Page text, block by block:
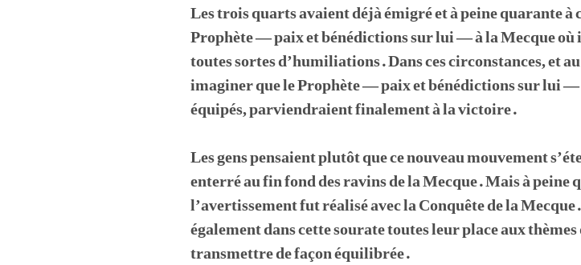
Les trois quarts avaient déjà émigré et à peine quarante à
Prophète — paix et bénédictions sur lui — à la Mecque
toutes sortes d’humiliations. Dans ces circonstances, et
imaginer que le Prophète — paix et bénédictions sur lui —
équipés, parviendraient finalement à la victoire.
Les gens pensaient plutôt que ce nouveau mouvement
enterré au fin fond des ravins de la Mecque. Mais à peine
l’avertissement fut réalisé avec la Conquête de la
également dans cette sourate toutes leur place aux
transmettre de façon équilibrée.